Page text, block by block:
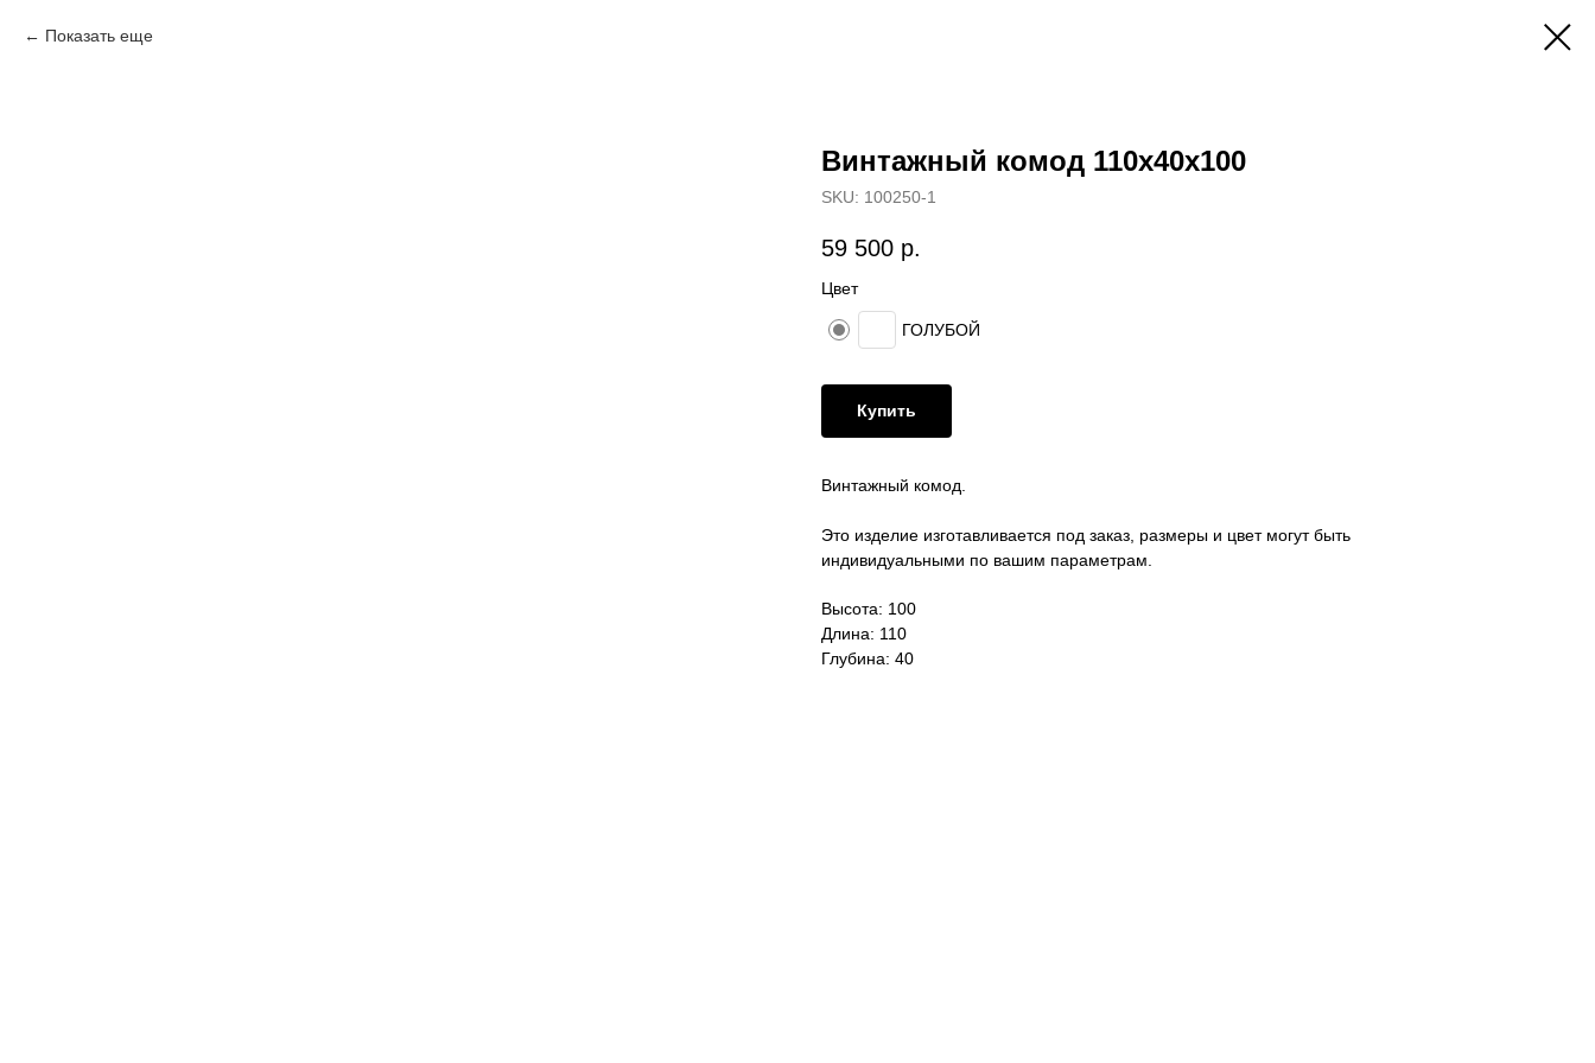
Показать еще
Винтажный комод 110x40x100
SKU: 100250-1
59 500 р.
Цвет
ГОЛУБОЙ
Купить
Винтажный комод.
Это изделие изготавливается под заказ, размеры и цвет могут быть
индивидуальными по вашим параметрам.
Высота: 100
Длина: 110
Глубина: 40